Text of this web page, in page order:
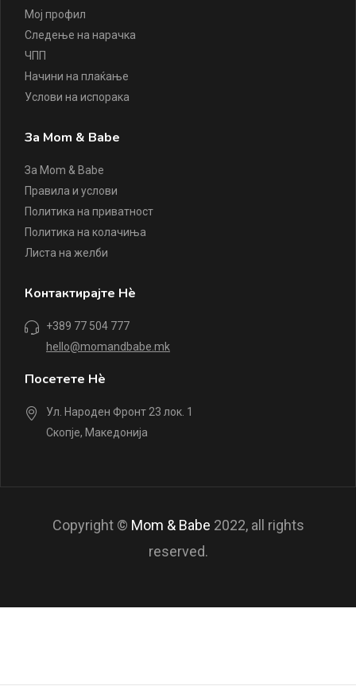
Мој профил
Следење на нарачка
ЧПП
Начини на плаќање
Услови на испорака
За Mom & Babe
За Mom & Babe
Правила и услови
Политика на приватност
Политика на колачиња
Листа на желби
Контактирајте Нè
+389 77 504 777
hello@momandbabe.mk
Посетете Нè
Ул. Народен Фронт 23 лок. 1
Скопје, Македонија
Copyright © Mom & Babe 2022, all rights
reserved.